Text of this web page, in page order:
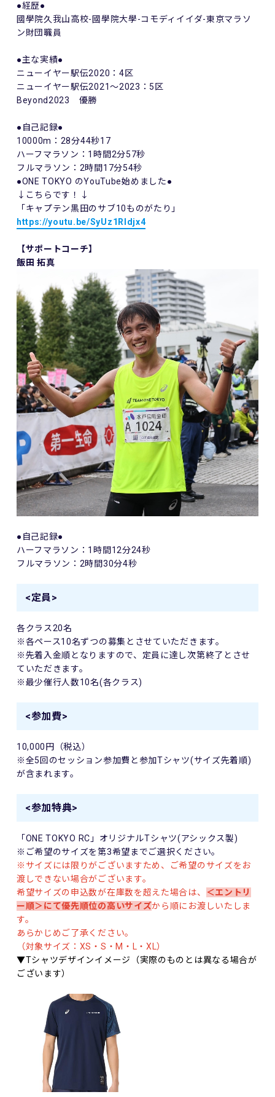
●経歴●
國學院久我山高校-國學院大學-コモディイイダ-東京マラソ
ン財団職員
●主な実績●
ニューイヤー駅伝2020：4区
ニューイヤー駅伝2021～2023：5区
Beyond2023 優勝
●自己記録●
10000m：28分44秒17
ハーフマラソン：1時間2分57秒
フルマラソン：2時間17分54秒
●ONE TOKYO のYouTube始めました●
↓こちらです！↓
「キャプテン黒田のサブ10ものがたり」
https://youtu.be/SyUz1Rldjx4
【サポートコーチ】
飯田 拓真
●自己記録●
ハーフマラソン：1時間12分24秒
フルマラソン：2時間30分4秒
<定員>
各クラス20名
※各ペース10名ずつの募集とさせていただきます。
※先着入金順となりますので、定員に達し次第終了とさせ
ていただきます。
※最少催行人数10名(各クラス)
<参加費>
10,000円（税込）
※全5回のセッション参加費と参加Tシャツ(サイズ先着順)
が含まれます。
<参加特典>
「ONE TOKYO RC」オリジナルTシャツ(アシックス製)
※ご希望のサイズを第3希望までご選択ください。
※サイズには限りがございますため、ご希望のサイズをお
渡しできない場合がございます。
希望サイズの申込数が在庫数を超えた場合は、 ＜エントリ
ー順＞にて優先順位の高いサイズから順にお渡しいたしま
す。
あらかじめご了承ください。
（対象サイズ：XS・S・M・L・XL）
▼Tシャツデザインイメージ（実際のものとは異なる場合が
ございます）